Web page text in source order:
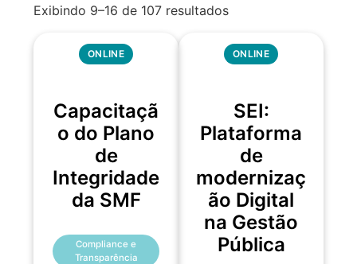
Exibindo 9–16 de 107 resultados
ONLINE
Capacitaçã
o do Plano
de
Integridade
da SMF
Compliance e
Transparência
ONLINE
SEI:
Plataforma
de
modernizaç
ão Digital
na Gestão
Pública